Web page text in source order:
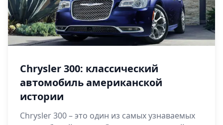
Chrysler 300: классический
автомобиль американской
истории
Chrysler 300 – это один из самых узнаваемых